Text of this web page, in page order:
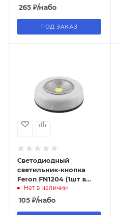
(24/48наб)
265 ₽/набо
ПОД ЗАКАЗ
Светодиодный
светильник-кнопка
Feron FN1204 (1шт в
блистере), 2W, белый
Нет в наличии
105 ₽/набо